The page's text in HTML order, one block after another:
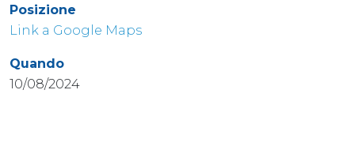
Posizione
Link a Google Maps
Quando
10/08/2024